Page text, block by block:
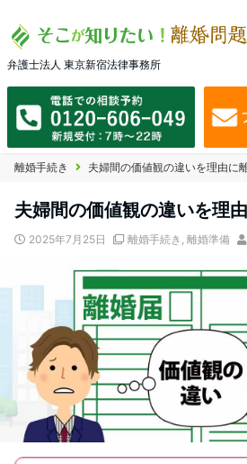
弁護士法人 東京新宿法律事務所
離婚手続き 夫婦間の価値観の違いを理由に
夫婦間の価値観の違いを理
2025年7月25日 離婚手続き , 離婚準備